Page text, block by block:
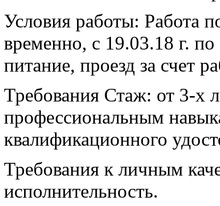
Условия работы: Работа
временно, с 19.03.18 г.
питание, проезд за счет
Требования Стаж: от 3-х
профессиональным
квалификационного
Требования к личным
исполнительность.